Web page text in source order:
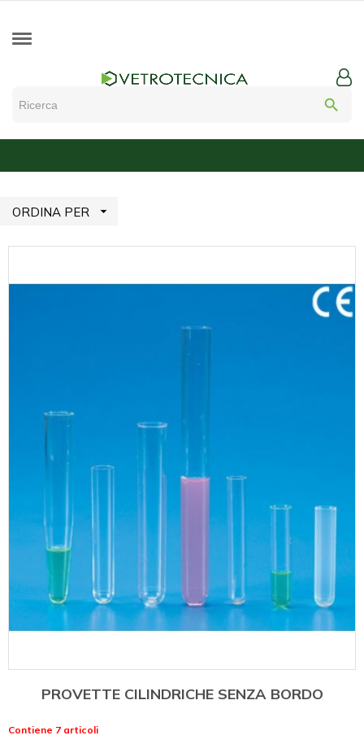
search
ORDINA PER 
PROVETTE CILINDRICHE SENZA BORDO
Contiene 7 articoli